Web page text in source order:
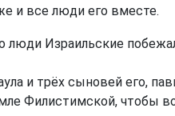
и все люди его вместе.
Израильские
и трёх сыновей его,
Филистимской, чтобы